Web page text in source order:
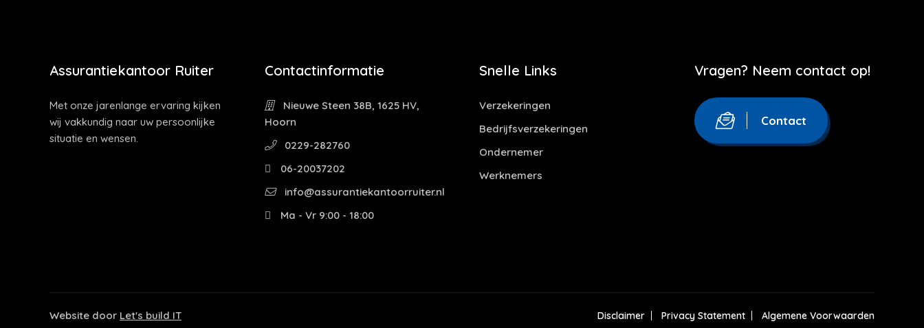
Assurantiekantoor Ruiter
Met onze jarenlange ervaring kijken
wij vakkundig naar uw persoonlijke
situatie en wensen.
Contactinformatie
Nieuwe Steen 38B, 1625 HV,
Hoorn
0229-282760
06-20037202
info@assurantiekantoorruiter.nl
Ma - Vr 9:00 - 18:00
Snelle Links
Verzekeringen
Bedrijfsverzekeringen
Ondernemer
Werknemers
Vragen? Neem contact op!
Contact
Website door Let's build IT Disclaimer Privacy Statement Algemene Voorwaarden